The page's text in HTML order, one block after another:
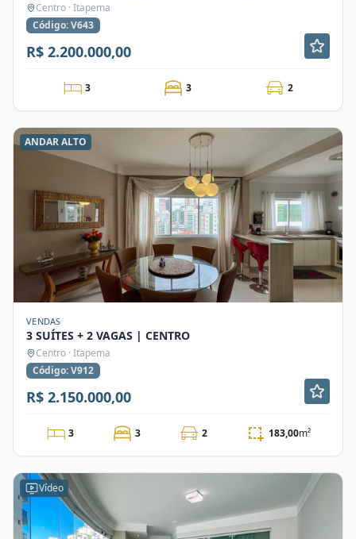
Centro · Itapema
Código: V643
R$ 2.200.000,00
3 3 2
ANDAR ALTO
VENDAS
3 SUÍTES + 2 VAGAS | CENTRO
Centro · Itapema
Código: V912
R$ 2.150.000,00
3 3 2 183,00m²
Vídeo